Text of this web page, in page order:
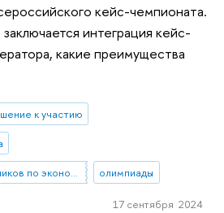
кейс-чемпионата.
интеграция кейс-
какие преимущества
к участию
кейс-чемпионат школьников по экономике и предпринимательству
олимпиады
17 сентября 2024